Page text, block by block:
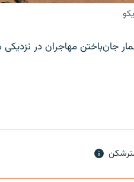
جان‌باختن مهاجران در